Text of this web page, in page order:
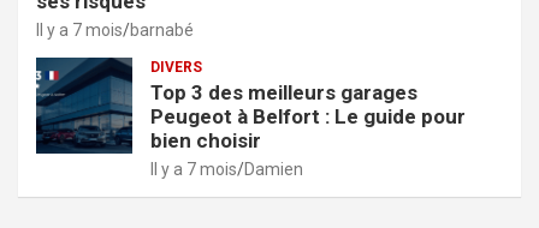
Il y a 7 mois barnabé
DIVERS
Top 3 des meilleurs garages
Peugeot à Belfort : Le guide pour
bien choisir
Il y a 7 mois Damien